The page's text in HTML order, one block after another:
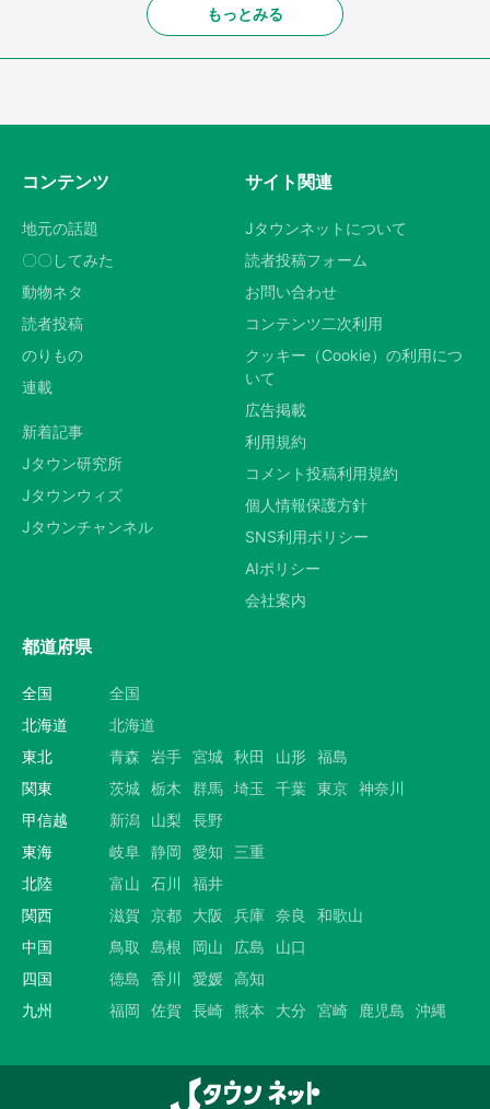
もっとみる
コンテンツ
地元の話題
〇〇してみた
動物ネタ
読者投稿
のりもの
連載
新着記事
Jタウン研究所
Jタウンウィズ
Jタウンチャンネル
サイト関連
Jタウンネットについて
読者投稿フォーム
お問い合わせ
コンテンツ二次利用
クッキー（Cookie）の利用につ
いて
広告掲載
利用規約
コメント投稿利用規約
個人情報保護方針
SNS利用ポリシー
AIポリシー
会社案内
都道府県
全国
全国
北海道
北海道
東北
青森 岩手 宮城 秋田 山形 福島
関東
茨城 栃木 群馬 埼玉 千葉 東京 神奈川
甲信越
新潟 山梨
長野
東海
岐阜 静岡 愛知
三重
北陸
富山 石川
福井
関西
滋賀 京都 大阪 兵庫 奈良
和歌山
中国
鳥取 島根 岡山 広島
山口
四国
徳島 香川 愛媛 高知
九州
福岡 佐賀 長崎 熊本 大分 宮崎 鹿児島 沖縄